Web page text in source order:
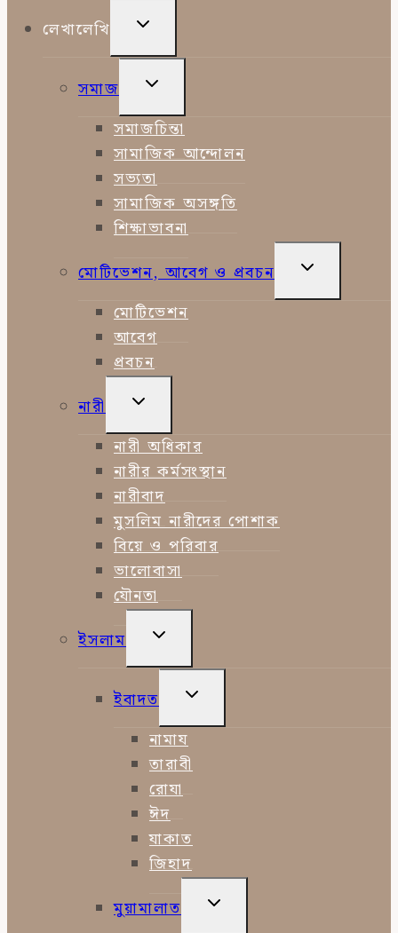
লেখালেখি
TOGGLE
MENU
সমাজ
TOGGLE
MENU
সমাজচিন্তা
সামাজিক আন্দোলন
সভ্যতা
সামাজিক অসঙ্গতি
শিক্ষাভাবনা
মোটিভেশন, আবেগ ও প্রবচন
TOGGLE
মোটিভেশন
আবেগ
প্রবচন
নারী
TOGGLE
MENU
নারী অধিকার
নারীর কর্মসংস্থান
নারীবাদ
মুসলিম নারীদের পোশাক
বিয়ে ও পরিবার
ভালোবাসা
যৌনতা
ইসলাম
TOGGLE
MENU
ইবাদত
TOGGLE
MENU
নামায
তারাবী
রোযা
ঈদ
যাকাত
জিহাদ
মুয়ামালাত
TOGGLE